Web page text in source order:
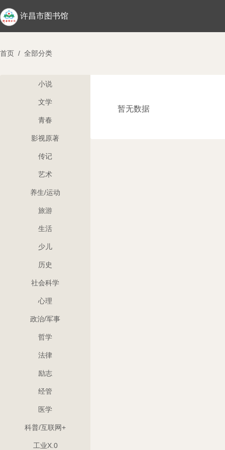
许昌市图书馆
首页 / 全部分类
小说
文学
青春
影视原著
传记
艺术
养生/运动
旅游
生活
少儿
历史
社会科学
心理
政治/军事
哲学
法律
励志
经管
医学
科普/互联网+
工业X.0
暂无数据